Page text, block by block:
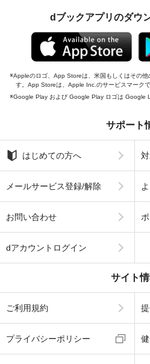
dブックアプリのダウ
Appleのロゴ、App Storeは、米国もしくはその
す。App Storeは、Apple Inc.のサービスマークで
Google Play および Google Play ロゴは Google
サポート
はじめての方へ
メールサービス登録/解除
お問い合わせ
dアカウントログイン
サイト
ご利用規約
プライバシーポリシー